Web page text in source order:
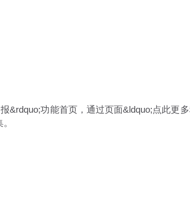
功能首页，通过页面&ldquo;点此更